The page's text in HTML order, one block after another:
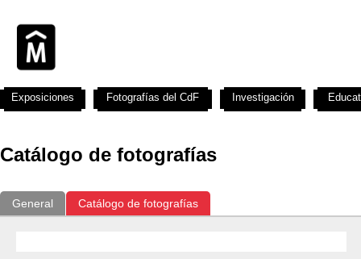
Catálogo de fotografías
General Catálogo de fotografías
Exposiciones Fotografías del CdF Investigación